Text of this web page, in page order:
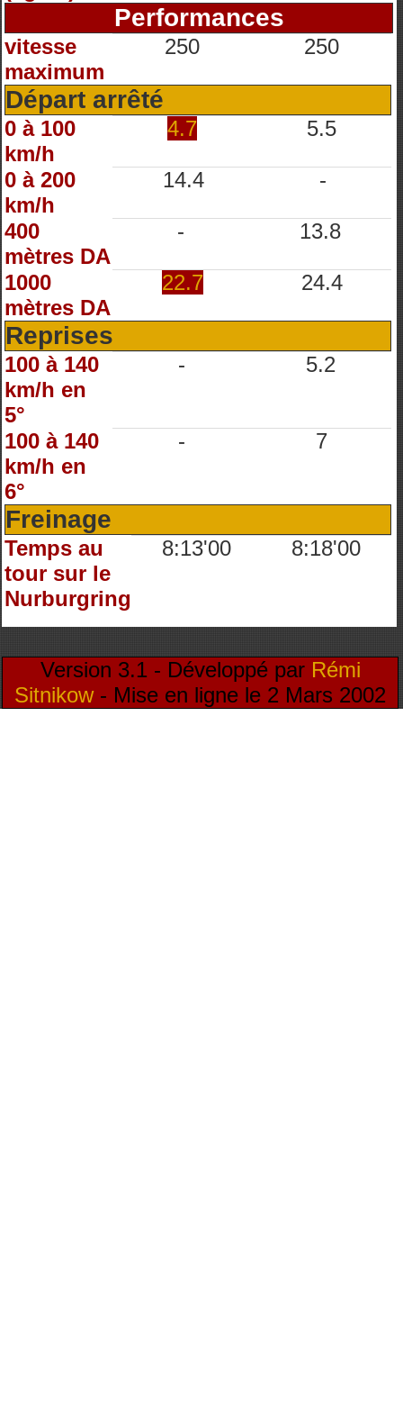
Performances
vitesse
maximum
250 250
Départ arrêté
0 à 100
km/h
4.7 5.5
0 à 200
km/h
14.4 -
400
mètres DA
- 13.8
1000
mètres DA
22.7 24.4
Reprises
100 à 140
km/h en
5°
- 5.2
100 à 140
km/h en
6°
- 7
Freinage
Temps au
tour sur le
Nurburgring
8:13'00 8:18'00
Version 3.1 - Développé par Rémi
Sitnikow- Mise en ligne le 2 Mars 2002